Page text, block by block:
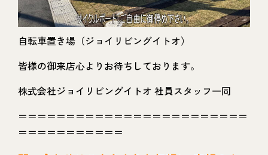
自転車置き場（ジョイリビングイトオ）
皆様の御来店心よりお待ちしております。
株式会社ジョイリビングイトオ 社員スタッフ一同
＝＝＝＝＝＝＝＝＝＝＝＝＝＝＝＝＝＝＝＝＝＝＝＝
＝＝＝＝＝＝＝＝＝＝＝